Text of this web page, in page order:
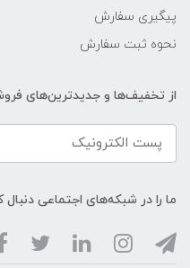
پیگیری سفارش
نحوه ثبت سفارش
از تخفیف‌ها و جدیدترین‌های
ما را در شبکه‌های اجتماعی دنبال